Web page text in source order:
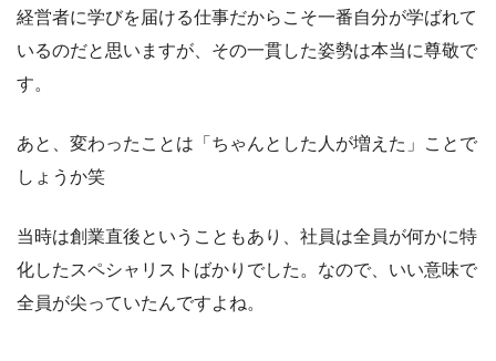
経営者に学びを届ける仕事だからこそ一番自分が学ばれて
いるのだと思いますが、その一貫した姿勢は本当に尊敬で
す。
あと、変わったことは「ちゃんとした人が増えた」ことで
しょうか笑
当時は創業直後ということもあり、社員は全員が何かに特
化したスペシャリストばかりでした。なので、いい意味で
全員が尖っていたんですよね。